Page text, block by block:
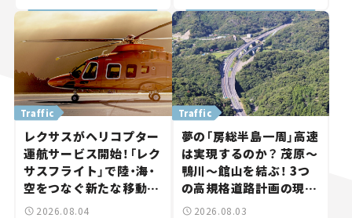
道路計画】
レクサスがヘリコプター
運航サービス開始！「レク
サスフライト」で陸・海・
空をつなぐ新たな移動体
験とは
Traffic
2026.08.04
夢の「房総半島一周」高速
は実現するのか？ 茂原～
鴨川～館山を結ぶ！ 3つ
の高規格道路計画の現
状。「館山鴨川道路」で検
Traffic
2026.08.03